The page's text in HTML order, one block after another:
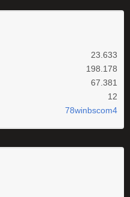
23.633
198.178
67.381
12
78winbscom4